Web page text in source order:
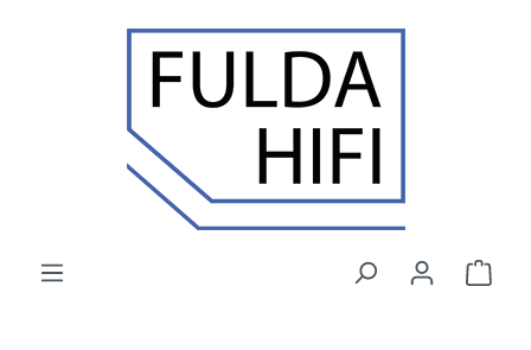
Zum Hauptinhalt springen